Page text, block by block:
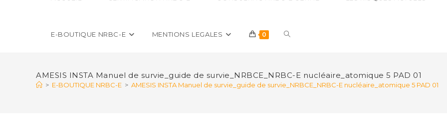
E-BOUTIQUE NRBC-E MENTIONS LEGALES 0 Toggle
website
AMESIS INSTA Manuel de survie_guide de survie_NRBCE_NRBC-E nucléaire_atomique 5 PAD 01
> E-BOUTIQUE NRBC-E > AMESIS INSTA Manuel de survie_guide de survie_NRBCE_NRBC-E nucléaire_atomique 5 PAD 01